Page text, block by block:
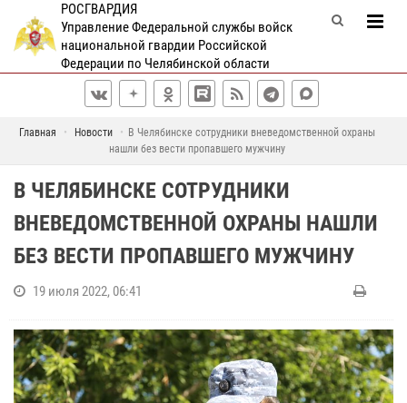
РОСГВАРДИЯ
Управление Федеральной службы войск
национальной гвардии Российской
Федерации по Челябинской области
Главная Новости
В Челябинске сотрудники вневедомственной охраны
нашли без вести пропавшего мужчину
В ЧЕЛЯБИНСКЕ СОТРУДНИКИ
ВНЕВЕДОМСТВЕННОЙ ОХРАНЫ НАШЛИ
БЕЗ ВЕСТИ ПРОПАВШЕГО МУЖЧИНУ
19 июля 2022, 06:41